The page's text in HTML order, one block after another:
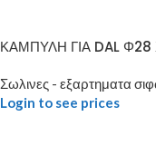
ΚΑΜΠΥΛΗ ΓΙΑ DAL
Σωλινες - εξαρτηματα
Login to see prices